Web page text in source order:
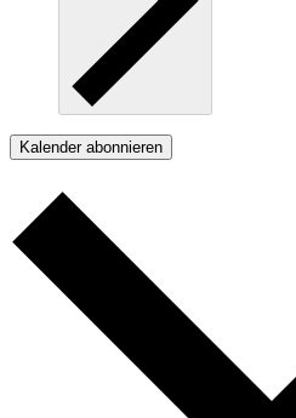
Kalender abonnieren